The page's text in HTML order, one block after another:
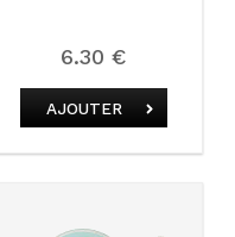
6.30 €
AJOUTER